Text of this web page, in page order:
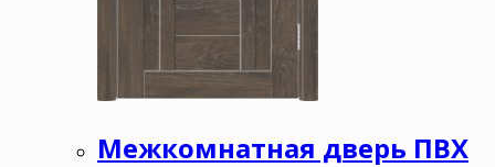
Межкомнатная дверь ПВХ